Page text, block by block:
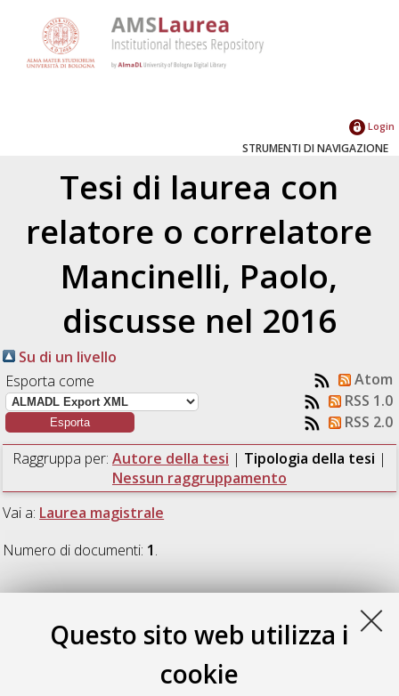
Questo sito web utilizza i
cookie
Login
STRUMENTI DI NAVIGAZIONE
Tesi di laurea con
relatore o correlatore
Mancinelli, Paolo,
discusse nel 2016
Su di un livello
Esporta come
Atom
RSS 1.0
RSS 2.0
Raggruppa per: Autore della tesi | Tipologia della tesi |
Nessun raggruppamento
Vai a: Laurea magistrale
Numero di documenti: 1.
Laurea magistrale
Pirondelli, Andrea
Characterization of Low Density Polyethylene-based Micro- and